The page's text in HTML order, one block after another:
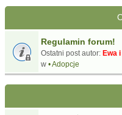
Regulamin forum!
Ostatni post autor: Ewa
w • Adopcje